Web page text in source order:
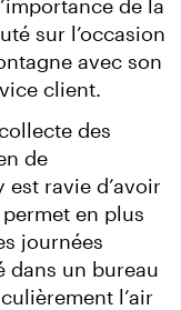
de la
sur l’occasion
avec son
client.
des
de
ravie d’avoir
en plus
journées
dans un bureau
l’air